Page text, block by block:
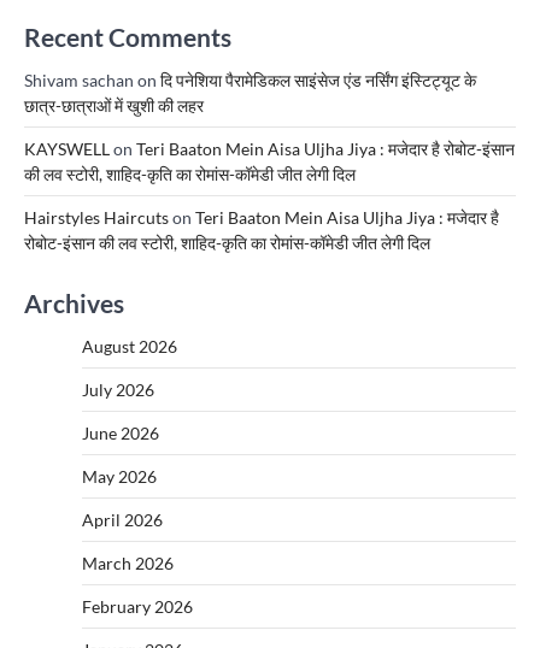
Recent Comments
Shivam sachan on दि पनेशिया पैरामेडिकल साइंसेज एंड नर्सिंग इंस्टिट्यूट के
छात्र-छात्राओं में खुशी की लहर
KAYSWELLon Teri Baaton Mein Aisa Uljha Jiya : मजेदार है रोबोट-इंसान
की लव स्टोरी, शाहिद-कृति का रोमांस-कॉमेडी जीत लेगी दिल
Hairstyles Haircutson Teri Baaton Mein Aisa Uljha Jiya : मजेदार है
रोबोट-इंसान की लव स्टोरी, शाहिद-कृति का रोमांस-कॉमेडी जीत लेगी दिल
Archives
August 2026
July 2026
June 2026
May 2026
April 2026
March 2026
February 2026